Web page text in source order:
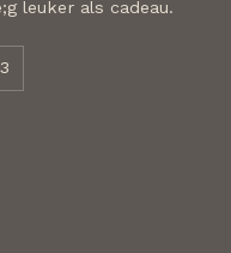
leuker als cadeau.